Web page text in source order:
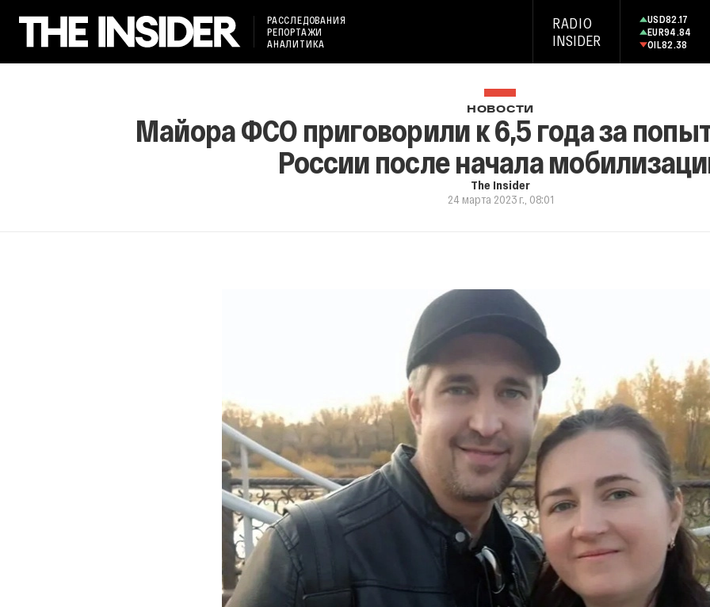
РАССЛЕДОВАНИЯ
РЕПОРТАЖИ
АНАЛИТИКА
RADIO
INSIDER
USD82.17
EUR94.84
OIL82.38
НОВОСТИ
Майора ФСО приговорили к 6,5 года за
России после начала
The Insider
24 марта 2023 г., 08:01